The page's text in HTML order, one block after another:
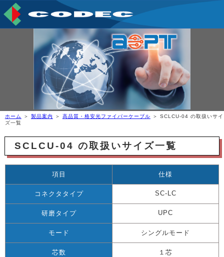
ホーム ＞ 製品案内 ＞ 高品質・格安光ファイバーケーブル ＞ SCLCU-04 の取扱いサイ
ズ一覧
SCLCU-04 の取扱いサイズ一覧
項目 仕様
コネクタタイプ SC-LC
研磨タイプ UPC
モード シングルモード
芯数 １芯